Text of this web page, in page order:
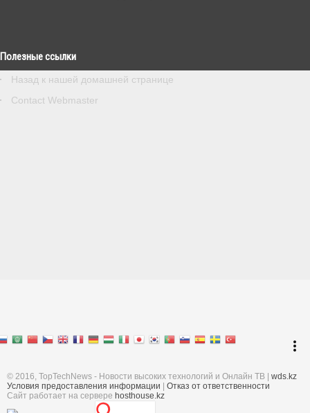
Полезные ссылки
Назад к нашей домашней странице
Contact Webmaster
more_vert
© 2016, TopTechNews - Новости высоких технологий и Онлайн ТВ | wds.kz
Условия предоставления информации
Отказ от ответственности
Cайт работает на сервере hosthouse.kz